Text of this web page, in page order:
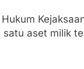
Sambut
Juli 19, 2024
aset milik